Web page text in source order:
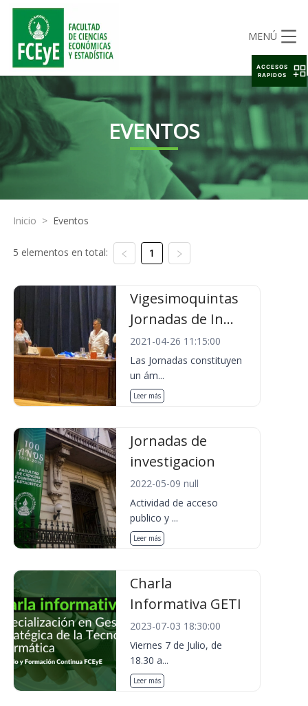
MENÚ
EVENTOS
Inicio > Eventos
5 elementos en total: 1
Vigesimoquintas
Jornadas de In...
2021-04-26 11:15:00
Las Jornadas constituyen
un ám...
Leer más
Jornadas de
investigacion
2022-05-09 null
Actividad de acceso
publico y ...
Leer más
Charla
Informativa GETI
2023-07-03 18:30:00
Viernes 7 de Julio, de
18.30 a...
Leer más
ACCESOS
RAPIDOS